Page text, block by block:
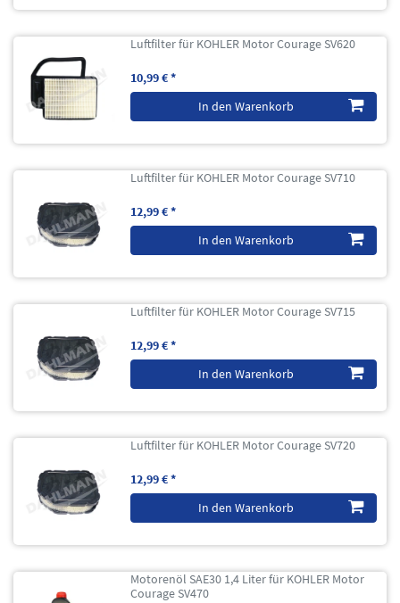
Luftfilter für KOHLER Motor Courage SV620
10,99 € *
In den Warenkorb
Luftfilter für KOHLER Motor Courage SV710
12,99 € *
In den Warenkorb
Luftfilter für KOHLER Motor Courage SV715
12,99 € *
In den Warenkorb
Luftfilter für KOHLER Motor Courage SV720
12,99 € *
In den Warenkorb
Motorenöl SAE30 1,4 Liter für KOHLER Motor
Courage SV470